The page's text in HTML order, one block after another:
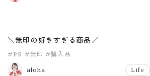
＼無印の好きすぎる商品／
#PR #無印 #購入品
aloha Life